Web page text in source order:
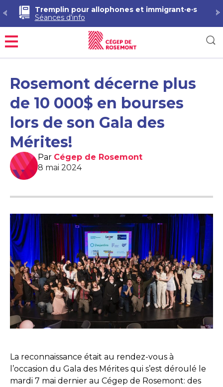
Tremplin pour allophones et immigrant·e·s
Séances d’info
Menu
Rosemont décerne plus
de 10 000$ en bourses
lors de son Gala des
Mérites!
Par Cégep de Rosemont
8 mai 2024
La reconnaissance était au rendez-vous à
l’occasion du Gala des Mérites qui s’est déroulé le
mardi 7 mai dernier au Cégep de Rosemont: des